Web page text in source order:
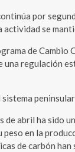
por
se
de
una regulación
de abril ha sido
peso en la
de carbón